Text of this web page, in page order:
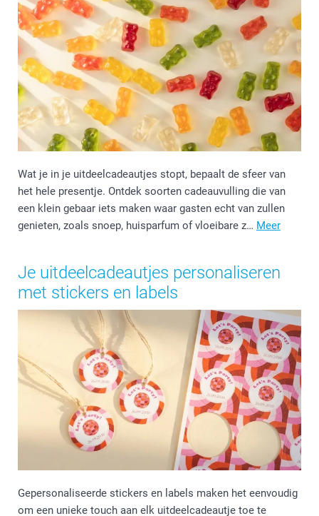
Wat je in je uitdeelcadeautjes stopt, bepaalt de sfeer van
het hele presentje. Ontdek soorten cadeauvulling die van
een klein gebaar iets maken waar gasten echt van zullen
genieten, zoals snoep, huisparfum of vloeibare z… Meer
Je uitdeelcadeautjes personaliseren
met stickers en labels
Gepersonaliseerde stickers en labels maken het eenvoudig
om een unieke touch aan elk uitdeelcadeautje toe te